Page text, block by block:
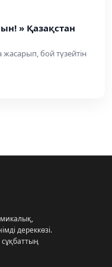
» Қазақстан
жасарып, бой түзейтін
дереккөзі.